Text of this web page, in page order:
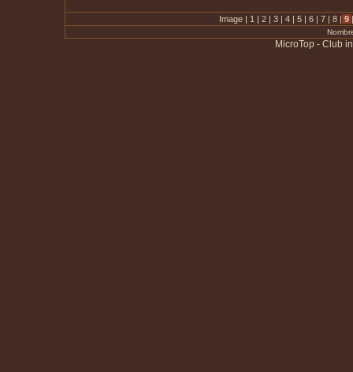
Image | 1 | 2 | 3 | 4 | 5 | 6 | 7 | 8 | 9 |
MicroTop - Club